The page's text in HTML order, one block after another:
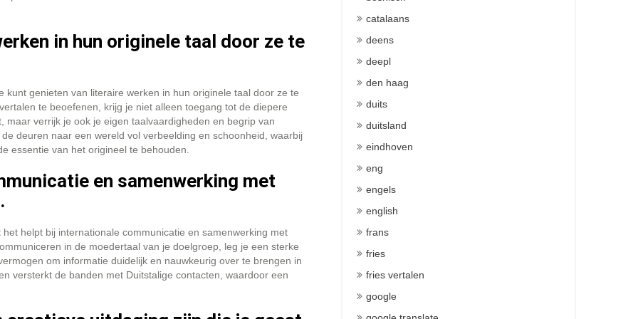
in hun originele taal door ze te
genieten van literaire werken in hun originele taal door ze te
te beoefenen, krijg je niet alleen toegang tot de diepere
verrijk je ook je eigen taalvaardigheden en begrip van
deuren naar een wereld vol verbeelding en schoonheid, waarbij
essentie van het origineel te behouden.
en samenwerking met
helpt bij internationale communicatie en samenwerking met
in de moedertaal van je doelgroep, leg je een sterke
om informatie duidelijk en nauwkeurig over te brengen in
versterkt de banden met Duitstalige contacten, waardoor een
catalaans
deens
deepl
den haag
duits
duitsland
eindhoven
eng
engels
english
frans
fries
fries vertalen
google